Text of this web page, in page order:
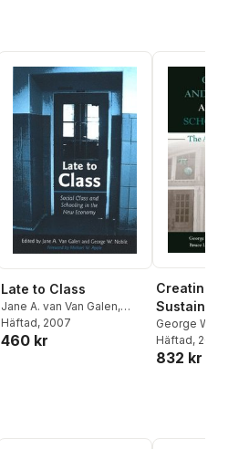
Late to Class
Jane A. van Van Galen,
George W. Noblit
Häftad, 2007
460 kr
Creating and
Sustaining
School
George W. Noblit
Dickson Corbett
Wilson,Monica B.
Häftad, 2008
832 kr